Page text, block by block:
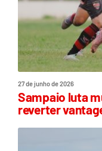
27 de junho de 2026
Sampaio luta
reverter